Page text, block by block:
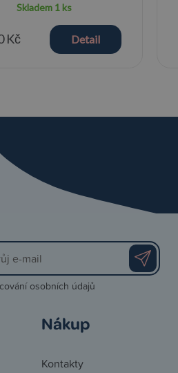
Skladem 1 ks
Kč Detail
osobních údajů
Nákup
Kontakty